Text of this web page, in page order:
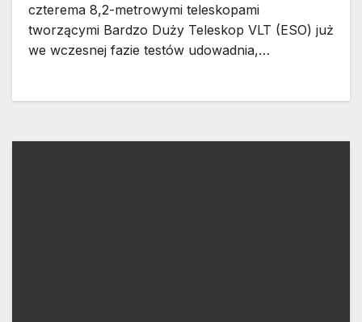
czterema 8,2-metrowymi teleskopami
tworzącymi Bardzo Duży Teleskop VLT (ESO) już
we wczesnej fazie testów udowadnia,…